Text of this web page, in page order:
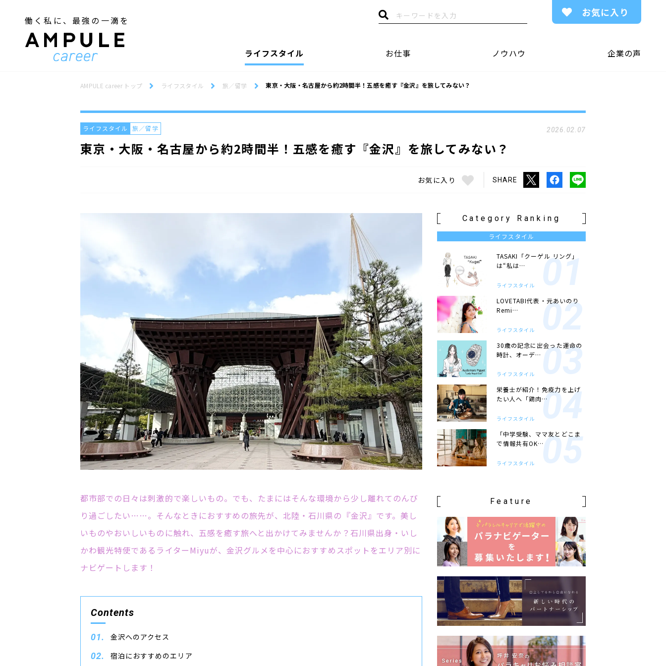
働く私に、最強の一滴を
ライフスタイル お仕事 ノウハウ 企業の声
お気に入り
AMPULE career トップ ライフスタイル 旅／留学 東京・大阪・名古屋から約2時間半！五感を癒す『金沢』を旅してみない？
東京・大阪・名古屋から約2時間半！五感を癒す『金沢』を旅してみない？
ライフスタイル 旅／留学 2026.02.07
お気に入り SHARE
都市部での日々は刺激的で楽しいもの。でも、たまにはそんな環境から少し離れてのんび
り過ごしたい……。そんなときにおすすめの旅先が、北陸・石川県の『金沢』です。美し
いものやおいしいものに触れ、五感を癒す旅へと出かけてみませんか？石川県出身・いし
かわ観光特使であるライターMiyuが、金沢グルメを中心におすすめスポットをエリア別に
ナビゲートします！
Contents
金沢へのアクセス
宿泊におすすめのエリア
Category Ranking
ライフスタイル
TASAKI「クーゲル リング」
は“私は…
ライフスタイル
LOVETABI代表・元あいのり
Remi…
ライフスタイル
30歳の記念に出会った運命の
時計、オーデ…
ライフスタイル
栄養士が紹介！免疫力を上げ
たい人へ「鶏肉…
ライフスタイル
「中学受験、ママ友とどこま
で情報共有OK…
ライフスタイル
Feature